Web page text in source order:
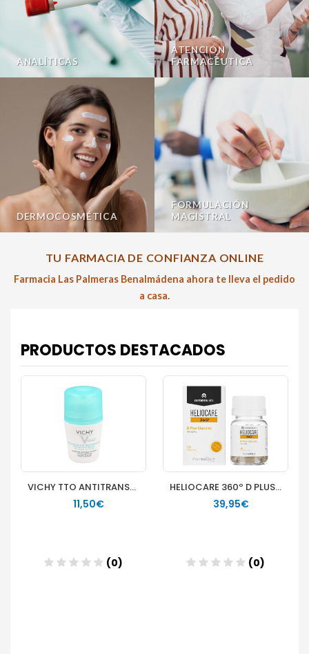
ANALÍTICAS
ATENCIÓN
FARMACÉUTICA
DERMOCOSMÉTICA
FORMULACIÓN
MAGISTRAL
TU FARMACIA DE CONFIANZA ONLINE
Farmacia Las Palmeras Benalmádena ahora te lleva el pedido
a casa.